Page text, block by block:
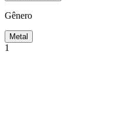
Gênero
Metal
1